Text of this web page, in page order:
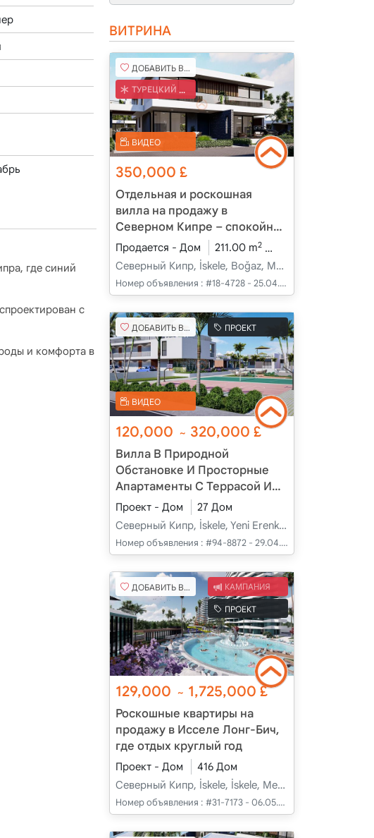
где синий
с
и комфорта в
ВИТРИНА
ДОБАВИТЬ В ИЗБРАННОЕ
ТУРЕЦКИЙ КОБ
ВИДЕО
350,000 £
Отдельная и роскошная
вилла на продажу в
Северном Кипре – спокойная
жизнь в прибрежной деревне
Бозаз
Продается - Дом 211.00 m2
Северный Кипр, İskele, Boğaz, Merkez - Merkez
Номер объявления : #18-4728 - 25.04.2025
ДОБАВИТЬ В ИЗБРАННОЕ ПРОЕКТ
ВИДЕО
120,000 ~ 320,000£
Вилла В Природной
Обстановке И Просторные
Апартаменты С Террасой И
Садом В Карпазе, Новый
Эренкой, Искеле, Кипр
Проект - Дом
27 Дом
Северный Кипр, İskele, Yeni Erenköy, Merkez - Merkez
Номер объявления : #94-8872 - 29.04.2025
ДОБАВИТЬ В ИЗБРАННОЕ КАМПАНИЯ
ПРОЕКТ
129,000 ~ 1,725,000£
Роскошные квартиры на
продажу в Исселе Лонг-Бич,
где отдых круглый год
Проект - Дом
416 Дом
Северный Кипр, İskele, İskele, Merkez - Merkez
Номер объявления : #31-7173 - 06.05.2025